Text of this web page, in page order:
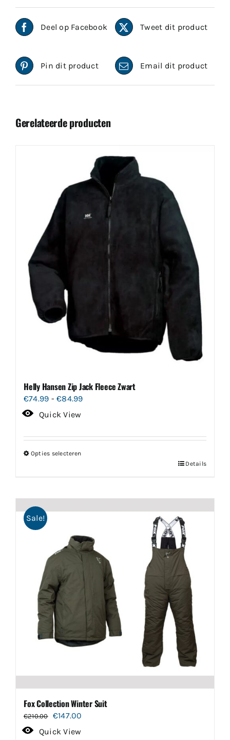
Deel op Facebook Tweet dit product
Pin dit product Email dit product
Gerelateerde producten
Helly Hansen Zip Jack Fleece Zwart
€74.99 - €84.99Prijsklasse:
€84.99
Quick View
Opties selecteren
meerdere
variaties.
gekozen
worden
productpagina
Details
Sale!
Fox Collection Winter Suit
€210.00
Oorspronkelijke
prijs
€147.00
Quick View